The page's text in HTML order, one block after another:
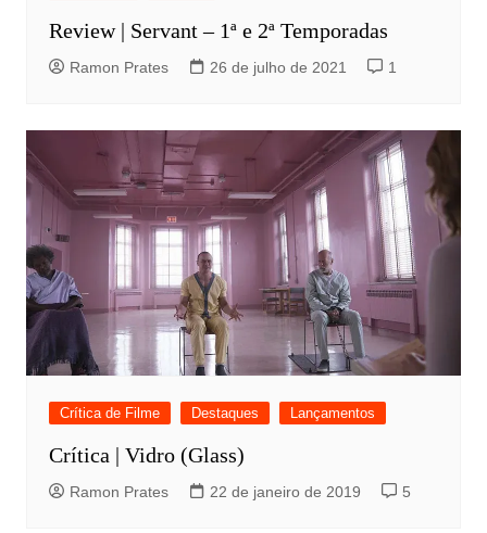
Review | Servant – 1ª e 2ª Temporadas
Ramon Prates 26 de julho de 2021 1
Crítica de Filme Destaques Lançamentos
Crítica | Vidro (Glass)
Ramon Prates 22 de janeiro de 2019 5